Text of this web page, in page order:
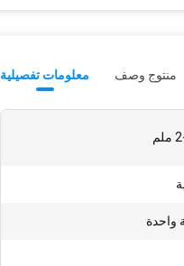
معلومات تفصيلية منتوج وصف
واحدة